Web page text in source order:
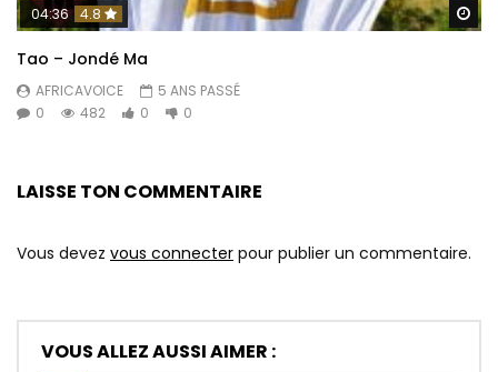
04:36 4.8
Tao – Jondé Ma
AFRICAVOICE
5 ANS PASSÉ
0
482 0 0
LAISSE TON COMMENTAIRE
Vous devez vous connecter pour publier un commentaire.
VOUS ALLEZ AUSSI AIMER :